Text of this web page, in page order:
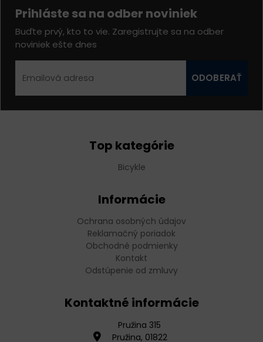
Prihláste sa na odber noviniek
Buďte prvý, kto to vie. Zaregistrujte sa na odber
noviniek ešte dnes
ODOBERAŤ
Top kategórie
Bicykle
Informácie
Ochrana osobných údajov
Reklamačný poriadok
Obchodné podmienky
Kontakt
Odstúpenie od zmluvy
Kontaktné informácie
Pružina 315
Pružina, 01822